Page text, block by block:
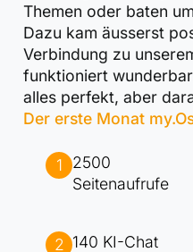
Themen oder baten
Dazu kam äusserst
Verbindung zu
funktioniert
alles perfekt, aber
Der erste Monat
1
2500
Seitenaufrufe
2 140 KI-Chat